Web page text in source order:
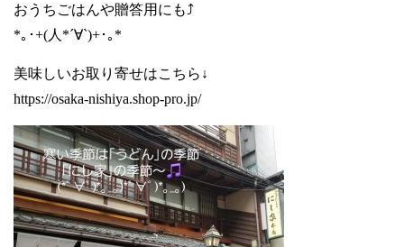
おうちごはんや贈答用にも⤴️
*｡･+(人*´∀`)+･｡*
美味しいお取り寄せはこちら↓
https://osaka-nishiya.shop-pro.jp/